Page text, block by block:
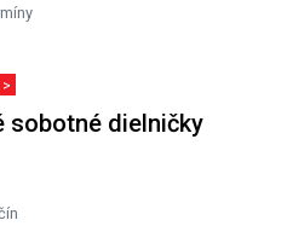
sobotné dielničky